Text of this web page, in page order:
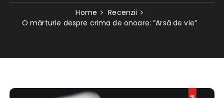
Home
Recenzii
O mărturie despre crima de onoare: ”Arsă de vie”